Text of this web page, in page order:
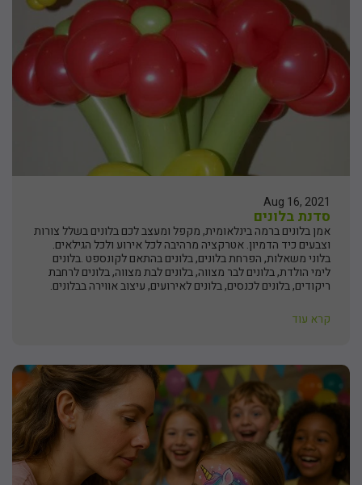
Aug 16, 2021
סדנת בלונים
אמן בלונים ברמה בינלאומית, מקפל ומעצב לכם בלונים בשלל צורות
וצבעים כיד הדמיון. אטרקציה מרהיבה לכל אירוע ולכל הגילאים.
בלוני משאלות, הפרחת בלונים, בלונים בהתאם לקונספט .בלונים
לימי הולדת, בלונים לבר מצווה, בלונים לבת מצווה, בלונים לרחבת
ריקודים, בלונים לכנסים, בלונים לאירועים, עיצוב אווירה בבלונים.
קרא עוד